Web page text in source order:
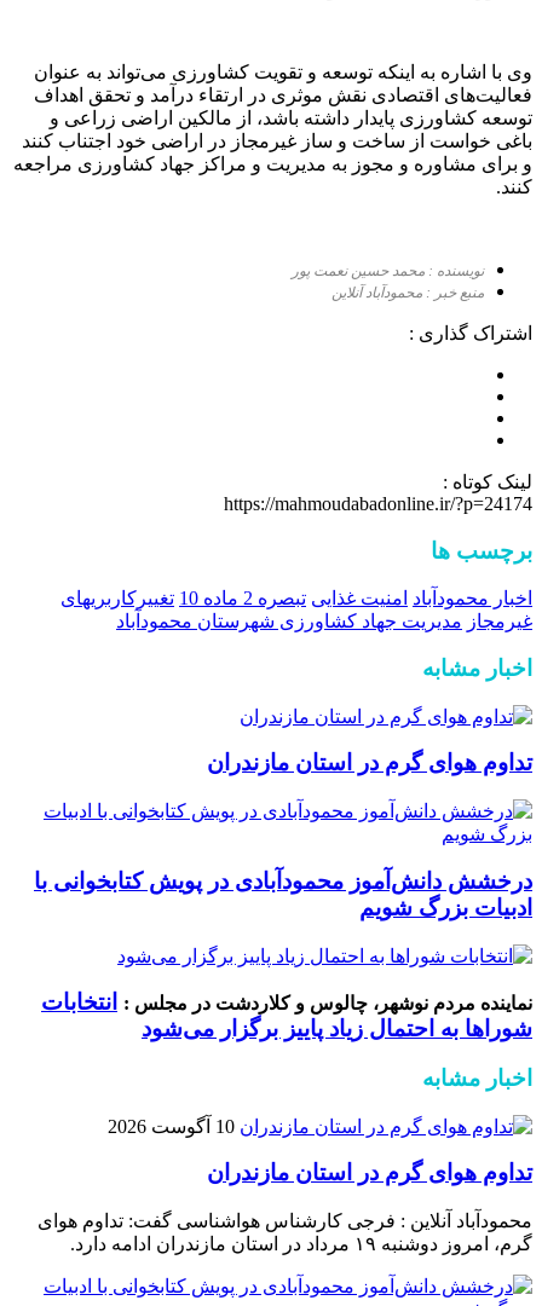
وی با اشاره به اینکه توسعه و تقویت کشاورزی می‌تواند به عنوان
فعالیت‌های اقتصادی نقش موثری در ارتقاء درآمد و تحقق اهداف
توسعه کشاورزی پایدار داشته باشد، از مالکین اراضی زراعی و
باغی خواست از ساخت و ساز غیرمجاز در اراضی خود اجتناب کنند
و برای مشاوره و مجوز به مدیریت و مراکز جهاد کشاورزی مراجعه
کنند.
نویسنده : محمد حسین نعمت پور
منبع خبر : محمودآباد آنلاین
اشتراک گذاری :
لینک کوتاه :
https://mahmoudabadonline.ir/?p=24174
برچسب ها
اخبار محمودآباد امنیت غذایی تبصره 2 ماده 10
تغییرکاربریهای
غیرمجاز مدیریت جهاد کشاورزی شهرستان محمودآباد
اخبار مشابه
تداوم هوای گرم در استان مازندران
درخشش دانش‌آموز محمودآبادی در پویش کتابخوانی با
ادبیات بزرگ شویم
نماینده مردم نوشهر، چالوس و کلاردشت در مجلس :
انتخابات
شوراها به احتمال زیاد پاییز برگزار می‌شود
اخبار مشابه
10 آگوست 2026
تداوم هوای گرم در استان مازندران
محمودآباد آنلاین : فرجی کارشناس هواشناسی گفت: تداوم هوای
گرم، امروز دوشنبه ۱۹ مرداد در استان مازندران ادامه دارد.